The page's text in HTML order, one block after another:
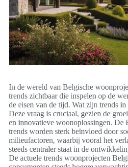
In de wereld van Belgische
trends zichtbaar die inspelen op de
de eisen van de tijd. Wat zijn trends
Deze vraag is cruciaal, gezien de
en innovatieve woonoplossingen. De
trends worden sterk beïnvloed door
milieufactoren, waarbij vooral het
steeds centraler staat in de
De actuele trends woonprojecten